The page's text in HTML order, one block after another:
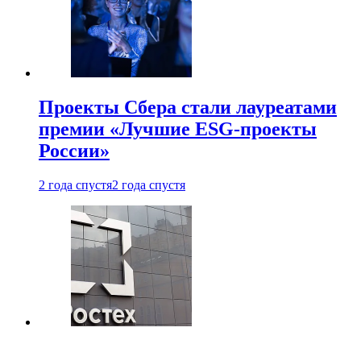
Проекты Сбера стали лауреатами
премии «Лучшие ESG-проекты
России»
2 года спустя2 года спустя